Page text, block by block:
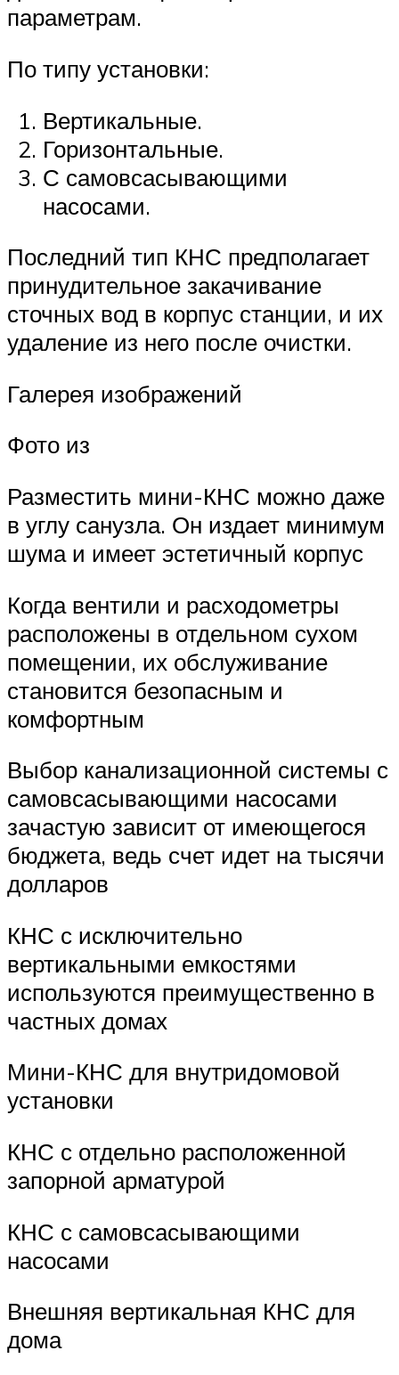
параметрам.
По типу установки:
Вертикальные.
Горизонтальные.
С самовсасывающими
насосами.
Последний тип КНС предполагает
принудительное закачивание
сточных вод в корпус станции, и их
удаление из него после очистки.
Галерея изображений
Фото из
Разместить мини-КНС можно даже
в углу санузла. Он издает минимум
шума и имеет эстетичный корпус
Когда вентили и расходометры
расположены в отдельном сухом
помещении, их обслуживание
становится безопасным и
комфортным
Выбор канализационной системы с
самовсасывающими насосами
зачастую зависит от имеющегося
бюджета, ведь счет идет на тысячи
долларов
КНС с исключительно
вертикальными емкостями
используются преимущественно в
частных домах
Мини-КНС для внутридомовой
установки
КНС с отдельно расположенной
запорной арматурой
КНС с самовсасывающими
насосами
Внешняя вертикальная КНС для
дома